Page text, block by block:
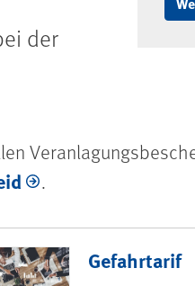
der
.
Gefahrtarif